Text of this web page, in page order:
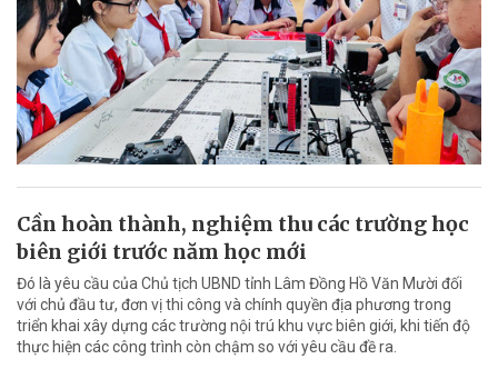
Cần hoàn thành, nghiệm thu các trường học
biên giới trước năm học mới
Đó là yêu cầu của Chủ tịch UBND tỉnh Lâm Đồng Hồ Văn Mười đối
với chủ đầu tư, đơn vị thi công và chính quyền địa phương trong
triển khai xây dựng các trường nội trú khu vực biên giới, khi tiến độ
thực hiện các công trình còn chậm so với yêu cầu đề ra.